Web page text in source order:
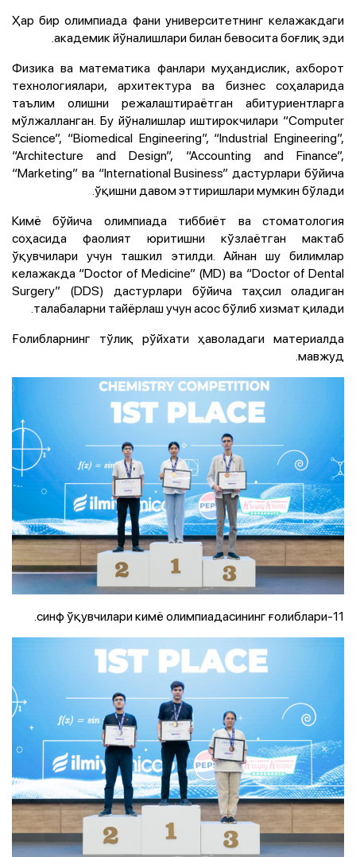
Ҳар бир олимпиада фани университетнинг келажакдаги
академик йўналишлари билан бевосита боғлиқ эди.
Физика ва математика фанлари муҳандислик, ахборот
технологиялари, архитектура ва бизнес соҳаларида
таълим олишни режалаштираётган абитуриентларга
мўлжалланган. Бу йўналишлар иштирокчилари “Computer
Science”, “Biomedical Engineering”, “Industrial Engineering”,
“Architecture and Design”, “Accounting and Finance”,
“Marketing” ва “International Business” дастурлари бўйича
ўқишни давом эттиришлари мумкин бўлади.
Кимё бўйича олимпиада тиббиёт ва стоматология
соҳасида фаолият юритишни кўзлаётган мактаб
ўқувчилари учун ташкил этилди. Айнан шу билимлар
келажакда “Doctor of Medicine” (MD) ва “Doctor of Dental
Surgery” (DDS) дастурлари бўйича таҳсил оладиган
талабаларни тайёрлаш учун асос бўлиб хизмат қилади.
Ғолибларнинг тўлиқ рўйхати ҳаволадаги материалда
мавжуд
.
11-синф ўқувчилари кимё олимпиадасининг ғолиблари.